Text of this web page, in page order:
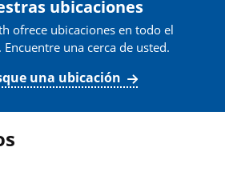
ubicaciones
ofrece ubicaciones en todo el
una cerca de usted.
una ubicación